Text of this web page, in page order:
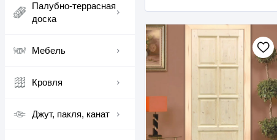
Палубно-террасная
доска
Мебель
Кровля
Джут, пакля, канат